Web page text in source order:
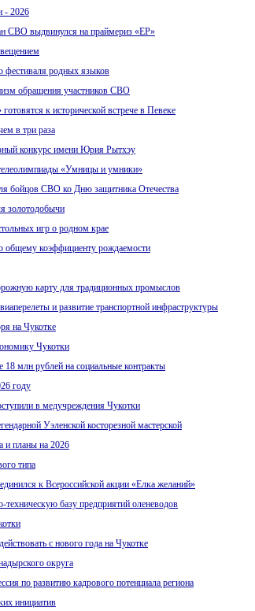
- 2026
СВО выдвинулся на праймериз «ЕР»
фестиваля родных языков
обращения участников СВО
к исторической встрече в Певеке
в три раза
конкурс имени Юрия Рытхэу
«Умницы и умники»
бойцов СВО ко Дню защитника Отечества
золотодобычи
игр о родном крае
общему коэффициенту рождаемости
карту для традиционных промыслов
и развитие транспортной инфраструктуры
на Чукотке
Чукотки
18 млн рублей на социальные контракты
году
в медучреждения Чукотки
Уэленской косторезной мастерской
и планы на 2026
типа
к Всероссийской акции «Елка желаний»
базу предприятий оленеводов
с нового года на Чукотке
округа
по развитию кадрового потенциала региона
инициатив